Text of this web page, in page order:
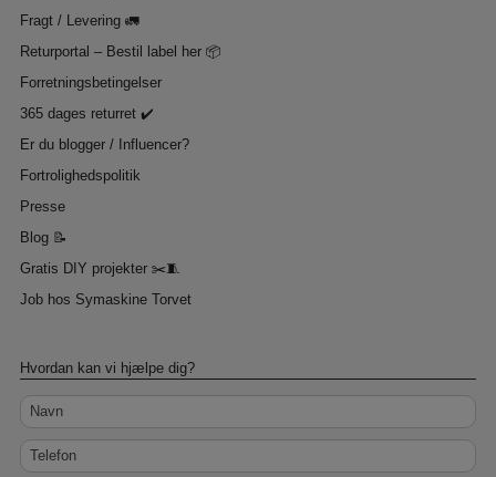
Fragt / Levering 🚛
Returportal – Bestil label her 📦
Forretningsbetingelser
365 dages returret ✔️
Er du blogger / Influencer?
Fortrolighedspolitik
Presse
Blog 📝
Gratis DIY projekter ✂️🧵
Job hos Symaskine Torvet
Hvordan kan vi hjælpe dig?
Navn
Telefon